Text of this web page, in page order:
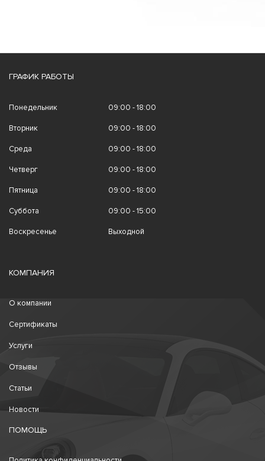
ГРАФИК РАБОТЫ
Понедельник 09:00 - 18:00
Вторник 09:00 - 18:00
Среда 09:00 - 18:00
Четверг 09:00 - 18:00
Пятница 09:00 - 18:00
Суббота 09:00 - 15:00
Воскресенье Выходной
КОМПАНИЯ
О компании
Сертификаты
Услуги
Отзывы
Статьи
Новости
ПОМОЩЬ